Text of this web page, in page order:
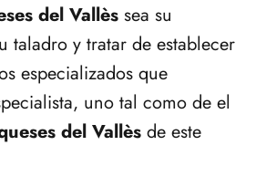
del Vallès sea su
taladro y tratar de establecer
especializados que
uno tal como de el
del Vallès de este